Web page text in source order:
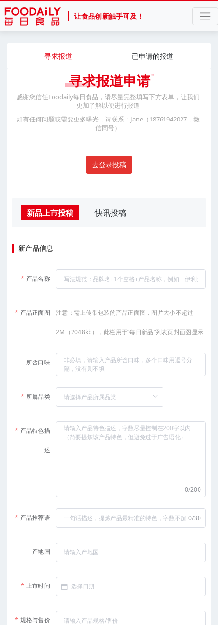
让食品创新触手可及！
寻求报道 已申请的报道
寻求报道申请
感谢您信任Foodaily每日食品，请尽量完整填写下方表单，让我们
更加了解以便进行报道
如有任何问题或需要更多曝光，请联系：Jane（18761942027，微
信同号）
去登录投稿
新品上市投稿 快讯投稿
新产品信息
产品名称
产品正面图 注意：需上传带包装的产品正面图，图片大小不超过
2M（2048kb），此栏用于“每日新品”列表页封面图显示
所含口味
所属品类
产品特色描
述
0/200
产品推荐语 0/30
产地国
上市时间
规格与售价